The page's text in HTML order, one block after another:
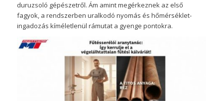
duruzsoló gépészetről. Ám amint megérkeznek az első
fagyok, a rendszerben uralkodó nyomás és hőmérséklet-
ingadozás kíméletlenül rámutat a gyenge pontokra.